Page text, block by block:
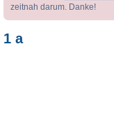
zeitnah darum. Danke!
1 a